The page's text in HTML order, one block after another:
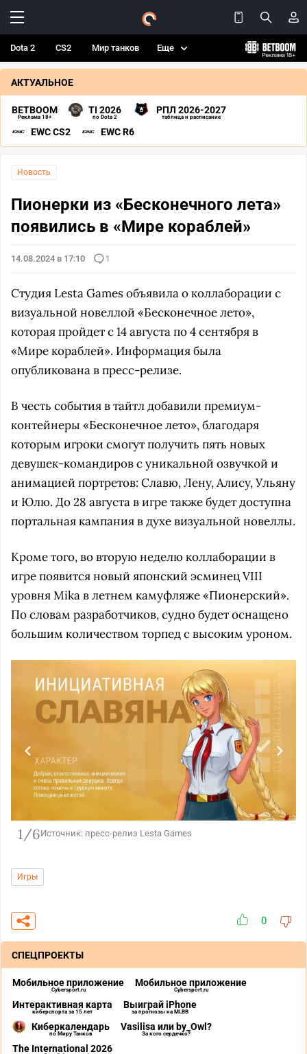
Dota 2 CS2 Мир танков Еще
АКТУАЛЬНОЕ
BETBOOM
Реклама 18+
TI 2026
по Dota 2
РПЛ 2026-2027
таблица и расписание
EWC CS2 EWC R6
Новость
Пионерки из «Бесконечного лета»
появились в «Мире кораблей»
14.08.2024 в 17:10 1
Студия Lesta Games объявила о коллаборации с
визуальной новеллой «Бесконечное лето»,
которая пройдет с 14 августа по 4 сентября в
«Мире кораблей». Информация была
опубликована в пресс-релизе.
В честь события в тайтл добавили премиум-
контейнеры «Бесконечное лето», благодаря
которым игроки смогут получить пять новых
девушек-командиров с уникальной озвучкой и
анимацией портретов: Славю, Лену, Алису, Ульяну
и Юлю. До 28 августа в игре также будет доступна
портальная кампания в духе визуальной новеллы.
Кроме того, во вторую неделю коллаборации в
игре появится новый японский эсминец VIII
уровня Mika в летнем камуфляже «Пионерский».
По словам разработчиков, судно будет оснащено
большим количеством торпед с высоким уроном.
1/6Источник: пресс-релиз Lesta Games
Игры
0
СПЕЦПРОЕКТЫ
Мобильное приложение
Cybersport.ru
Мобильное приложение
Cybersport.ru
Интерактивная карта
киберспорта за 15 лет
Выиграй iPhone
за прогнозы на MLBB
Киберкалендарь
по Миру Танков
Vasilisa или by_Owl?
За кого сердечко?
The International 2026